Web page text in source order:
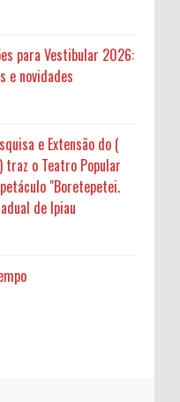
para Vestibular 2026:
e novidades
e Extensão do (
traz o Teatro Popular
"Boretepetei.
de Ipiau